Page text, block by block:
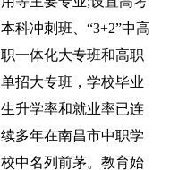
本科冲刺班、“3+2”中高
职一体化大专班和高职
单招大专班，学校毕业
生升学率和就业率已连
续多年在南昌市中职学
校中名列前茅。教育始